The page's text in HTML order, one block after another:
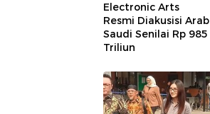
Electronic Arts
Resmi Diakusisi Arab
Saudi Senilai Rp 985
Triliun